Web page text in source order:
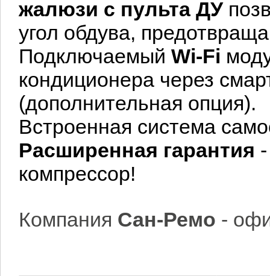
жалюзи с пульта ДУ
угол обдува,
Подключаемый Wi-Fi
кондиционера через
(дополнительная опция).
Встроенная система
Расширенная гарантия
компрессор!
Компания Сан-Ремо -